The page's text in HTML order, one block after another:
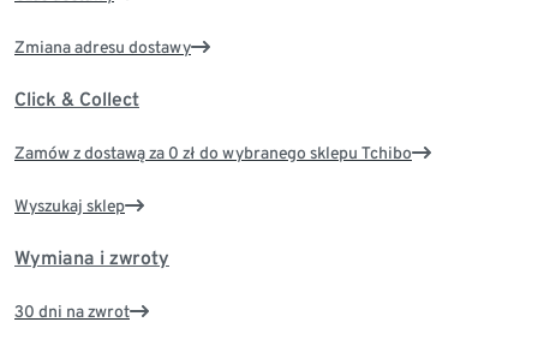
Zmiana adresu dostawy
Click & Collect
Zamów z dostawą za 0 zł do wybranego sklepu Tchibo
Wyszukaj sklep
Wymiana i zwroty
30 dni na zwrot